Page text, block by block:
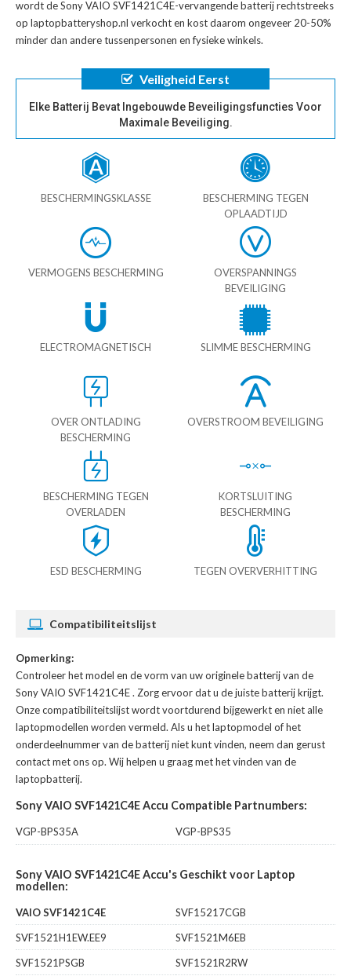
wordt deSony VAIO SVF1421C4E-vervangende batterijrechtstreeks
op laptopbatteryshop.nl verkocht en kost daarom ongeveer 20-50%
minder dan andere tussenpersonen en fysieke winkels.
Veiligheid Eerst
Elke Batterij Bevat Ingebouwde Beveiligingsfuncties Voor
Maximale Beveiliging.
BESCHERMINGSKLASSE
BESCHERMING TEGEN
OPLAADTIJD
VERMOGENS BESCHERMING
OVERSPANNINGS
BEVEILIGING
ELECTROMAGNETISCH SLIMME BESCHERMING
OVER ONTLADING
BESCHERMING
OVERSTROOM BEVEILIGING
BESCHERMING TEGEN
OVERLADEN
KORTSLUITING
BESCHERMING
ESD BESCHERMING TEGEN OVERVERHITTING
Compatibiliteitslijst
Opmerking:
Controleer het model en de vorm van uw originele batterij van de
Sony VAIO SVF1421C4E. Zorg ervoor dat u de juiste batterij krijgt.
Onze compatibiliteitslijst wordt voortdurend bijgewerkt en niet alle
laptopmodellen worden vermeld. Als u het laptopmodel of het
onderdeelnummer van de batterij niet kunt vinden, neem dan gerust
contact met ons op. Wij helpen u graag met het vinden van de
laptopbatterij.
Sony VAIO SVF1421C4E Accu Compatible Partnumbers:
VGP-BPS35A VGP-BPS35
Sony VAIO SVF1421C4E Accu's Geschikt voor Laptop
modellen:
VAIO SVF1421C4E
SVF15217CGB
SVF1521H1EW.EE9
SVF1521M6EB
SVF1521PSGB
SVF1521R2RW